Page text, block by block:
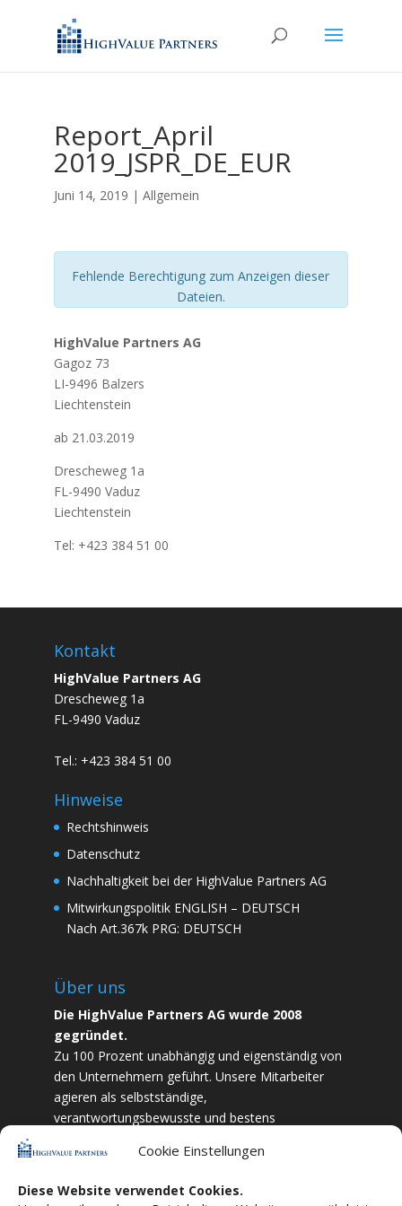
Cookie Einstellungen
Diese Website verwendet Cookies.
Report_April
2019_JSPR_DE_EUR
Juni 14, 2019 | Allgemein
Fehlende Berechtigung zum Anzeigen dieser
Dateien.
HighValue Partners AG
Gagoz 73
LI-9496 Balzers
Liechtenstein
ab 21.03.2019
Drescheweg 1a
FL-9490 Vaduz
Liechtenstein
Tel: +423 384 51 00
Kontakt
HighValue Partners AG
Drescheweg 1a
FL-9490 Vaduz
Tel.: +423 384 51 00
Hinweise
Rechtshinweis
Datenschutz
Nachhaltigkeit bei der HighValue Partners AG
Mitwirkungspolitik ENGLISH – DEUTSCH
Nach Art.367k PRG: DEUTSCH
Über uns
Die HighValue Partners AG wurde 2008
gegründet.
Zu 100 Prozent unabhängig und eigenständig von
den Unternehmern geführt. Unsere Mitarbeiter
agieren als selbstständige,
verantwortungsbewusste und bestens
und Zielstrebigkeit sind wir bestrebt das